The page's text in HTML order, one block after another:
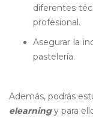
diferentes
profesional.
Asegurar la inocuidad y la calidad de los productos de
pastelería.
Además, podrás
elearningy para